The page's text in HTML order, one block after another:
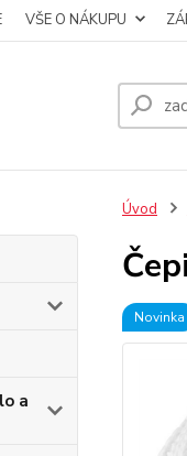
VŠE O NÁKUPU
a
Úvod
Novinka